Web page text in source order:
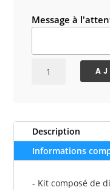
Message à
IMPACT
UNIVERSEL
(6marrons/
Description
Informations
- Kit composé de